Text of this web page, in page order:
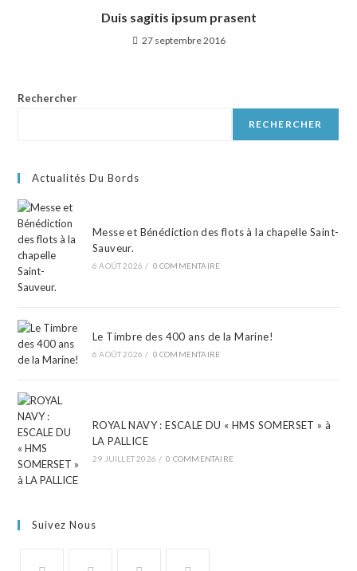
Duis sagitis ipsum prasent
27 septembre 2016
Rechercher
RECHERCHER
Actualités Du Bords
Messe et Bénédiction des flots à la chapelle Saint-
Sauveur.
6 AOÛT 2026 / 0 COMMENTAIRE
Le Timbre des 400 ans de la Marine!
6 AOÛT 2026 / 0 COMMENTAIRE
ROYAL NAVY : ESCALE DU « HMS SOMERSET » à
LA PALLICE
29 JUILLET 2026 / 0 COMMENTAIRE
Suivez Nous